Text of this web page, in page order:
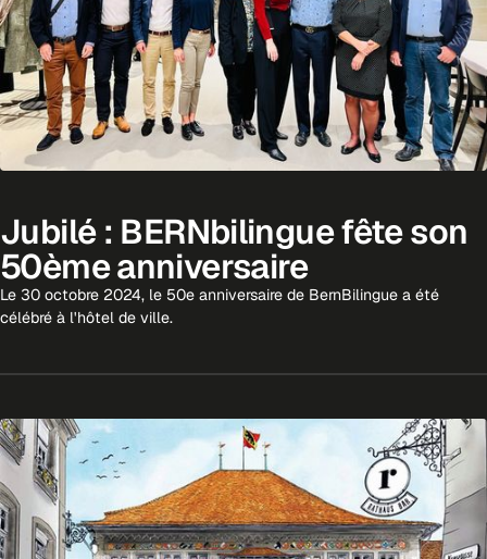
Jubilé : BERNbilingue fête son
50ème anniversaire
Le 30 octobre 2024, le 50e anniversaire de BernBilingue a été
célébré à l'hôtel de ville.